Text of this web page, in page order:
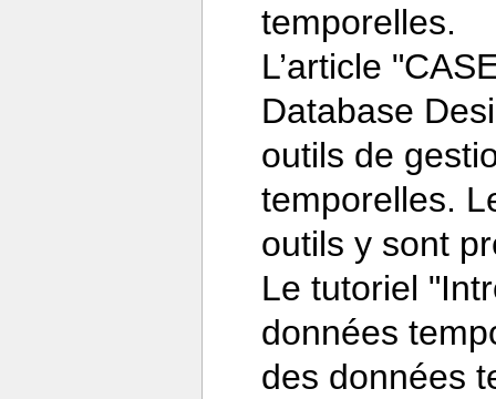
temporelles.
L’article
Database
outils de
temporelles.
outils y sont
Le tutoriel
données
des données